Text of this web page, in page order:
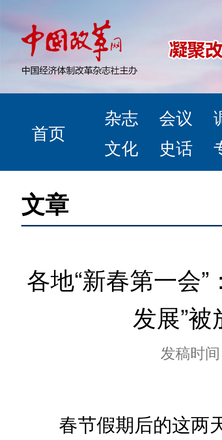
首页
杂志 会议
文化
史话
文章
各地“新春第一会
发展”
发稿时
春节假期后的这两天